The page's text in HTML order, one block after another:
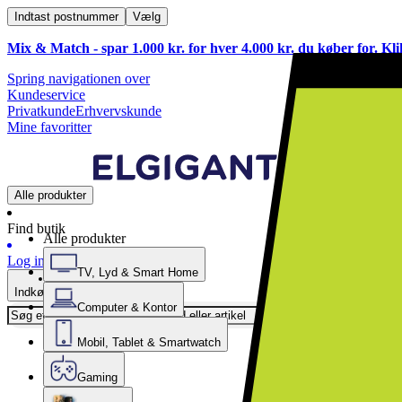
Indtast postnummer Vælg
Mix & Match - spar 1.000 kr. for hver 4.000 kr. du køber for.
Spring navigationen over
Kundeservice
PrivatkundeErhvervskunde
Mine favoritter
Alle produkter
Find butik
Log ind
Indkøbskurv
Alle produkter
TV, Lyd & Smart Home
Computer & Kontor
Mobil, Tablet & Smartwatch
Gaming